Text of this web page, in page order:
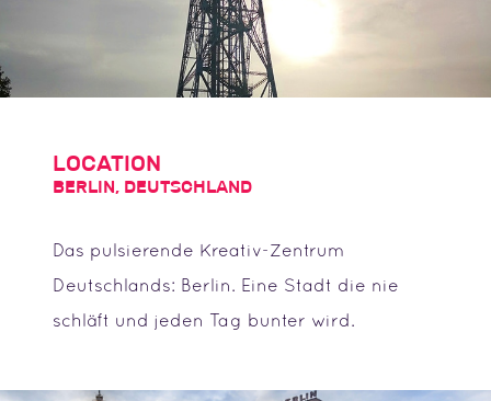
LOCATION
BERLIN, DEUTSCHLAND
Das pulsierende Kreativ-Zentrum
Deutschlands: Berlin. Eine Stadt die nie
schläft und jeden Tag bunter wird.